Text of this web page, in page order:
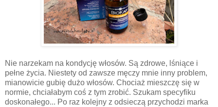
Nie narzekam na kondycję włosów. Są zdrowe, lśniące i
pełne życia. Niestety od zawsze męczy mnie inny problem,
mianowicie gubię dużo włosów. Chociaż mieszczę się w
normie, chciałabym coś z tym zrobić. Szukam specyfiku
doskonałego... Po raz kolejny z odsieczą przychodzi marka